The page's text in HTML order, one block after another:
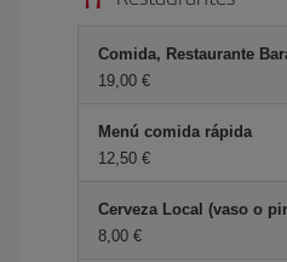
Comida, Restaurante
19,00 €
Menú comida rápida
12,50 €
Cerveza Local (vaso o
8,00 €